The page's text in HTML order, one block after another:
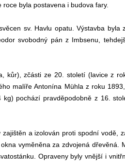
byla postavena i budova fary.
sv. Havlu opatu. Výstavba byla
svobodný pán z Imbsenu,
kůr), zčásti ze 20. století (lavice z
malíře Antonína Mühla z roku
pochází pravděpodobně z 16.
a izolován proti spodní vodě,
vyměněna za zdvojená dřevěná.
Opraveny byly vnější i